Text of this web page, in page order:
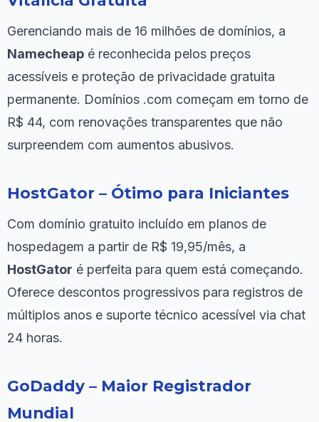
Gerenciando mais de 16 milhões de domínios, a
Namecheap é reconhecida pelos preços
acessíveis e proteção de privacidade gratuita
permanente. Domínios .com começam em torno de
R$ 44, com renovações transparentes que não
surpreendem com aumentos abusivos.
HostGator – Ótimo para Iniciantes
Com domínio gratuito incluído em planos de
hospedagem a partir de R$ 19,95/mês, a
HostGator é perfeita para quem está começando.
Oferece descontos progressivos para registros de
múltiplos anos e suporte técnico acessível via chat
24 horas.
GoDaddy – Maior Registrador
Mundial